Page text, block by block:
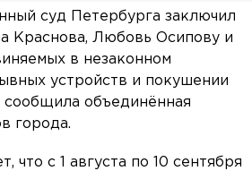
суд Петербурга заключил
Краснова, Любовь Осипову и
в незаконном
устройств и покушении
сообщила объединённая
города.
что с 1 августа по 10 сентября